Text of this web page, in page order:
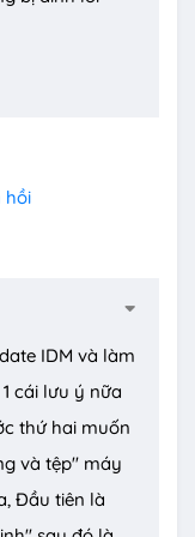
hồi
IDM và làm
cái lưu ý nữa
thứ hai muốn
và tệp" máy
Đầu tiên là